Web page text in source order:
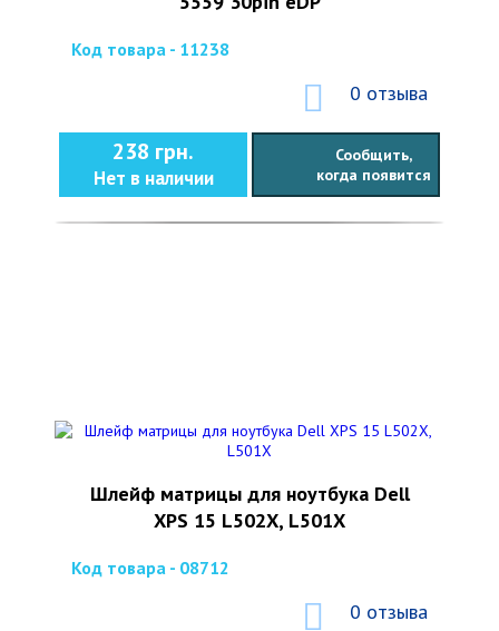
Код товара - 11238
0 отзыва
238 грн.
Нет в наличии
Сообщить,
когда появится
Шлейф матрицы для ноутбука Dell
XPS 15 L502X, L501X
Код товара - 08712
0 отзыва